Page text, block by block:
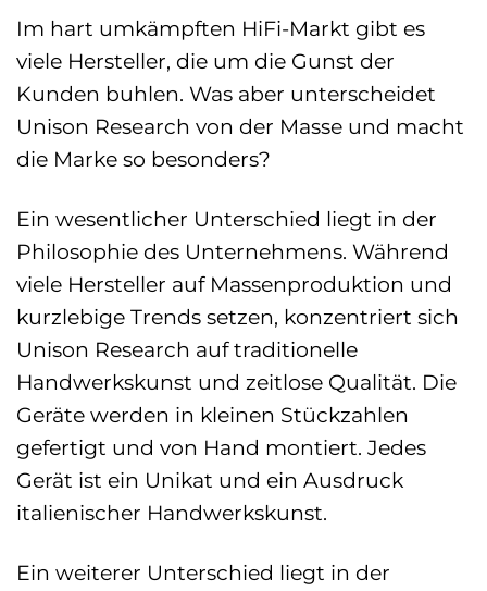
Im hart umkämpften HiFi-Markt gibt es
viele Hersteller, die um die Gunst der
Kunden buhlen. Was aber unterscheidet
Unison Research von der Masse und macht
die Marke so besonders?
Ein wesentlicher Unterschied liegt in der
Philosophie des Unternehmens. Während
viele Hersteller auf Massenproduktion und
kurzlebige Trends setzen, konzentriert sich
Unison Research auf traditionelle
Handwerkskunst und zeitlose Qualität. Die
Geräte werden in kleinen Stückzahlen
gefertigt und von Hand montiert. Jedes
Gerät ist ein Unikat und ein Ausdruck
italienischer Handwerkskunst.
Ein weiterer Unterschied liegt in der